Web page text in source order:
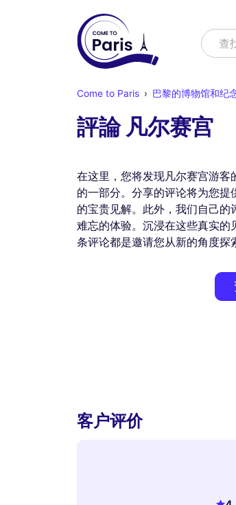
寻找查
Come to Paris 巴黎的博物馆和纪
評論 凡尔赛宫
在这里，您将发现凡尔赛宫游
的一部分。分享的评论将为您
的宝贵见解。此外，我们自己
难忘的体验。沉浸在这些真实
条评论都是邀请您从新的角度探
客户评价